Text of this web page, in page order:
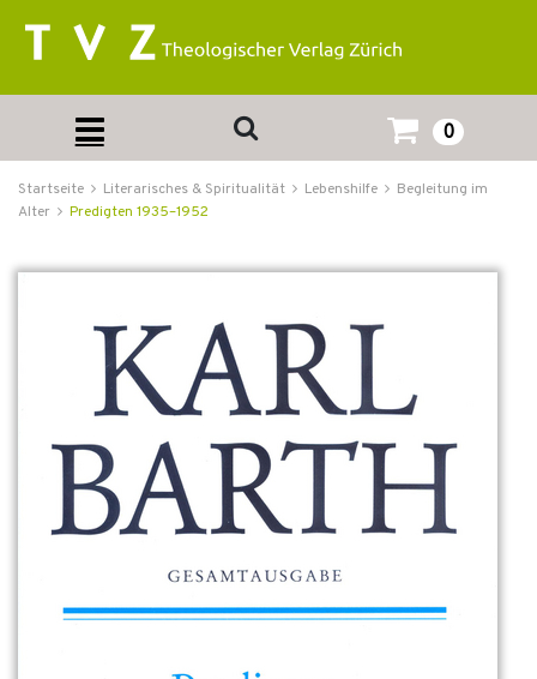
0
Startseite Literarisches & Spiritualität Lebenshilfe
Begleitung im
Alter
Predigten 1935–1952